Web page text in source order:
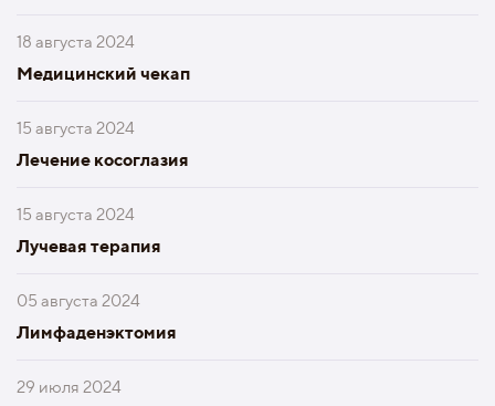
18 августа 2024
Медицинский чекап
15 августа 2024
Лечение косоглазия
15 августа 2024
Лучевая терапия
05 августа 2024
Лимфаденэктомия
29 июля 2024